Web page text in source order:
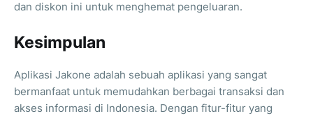
dan diskon ini untuk menghemat pengeluaran.
Kesimpulan
Aplikasi Jakone adalah sebuah aplikasi yang sangat
bermanfaat untuk memudahkan berbagai transaksi dan
akses informasi di Indonesia. Dengan fitur-fitur yang